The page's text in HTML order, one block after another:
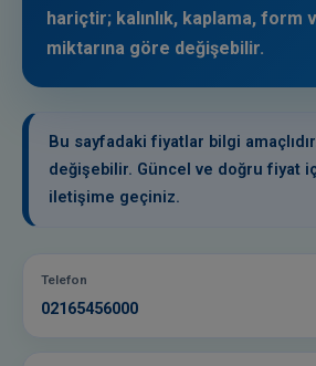
SAC ÜRÜNLERI
Galvaniz Sac Fiyatları
Baklavalı Sac Fiyatları
PROFIL ÜRÜNLERI
Demir Profil Fiyatları
Şeffaf Ondulin
İletişim
hariçtir; kalınlık, kaplama, form
miktarına göre değişebilir.
Bu sayfadaki fiyatlar bilgi
değişebilir. Güncel ve doğru fiyat
iletişime geçiniz.
Telefon
02165456000